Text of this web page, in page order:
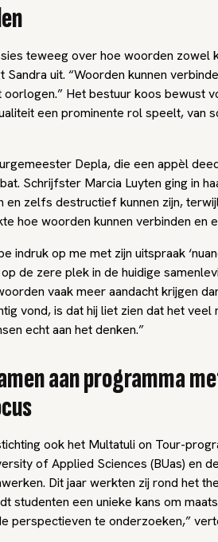
teweeg over hoe woorden zowel
uit. “Woorden kunnen
Het bestuur koos bewust
een prominente rol speelt, van
Depla, die een appèl
Schrijfster Marcia Luyten ging in
en zelfs destructief kunnen zijn,
hoe woorden kunnen verbinden en
indruk op me met zijn uitspraak
de zere plek in de huidige
vaak meer aandacht krijgen
vond, is dat hij liet zien dat het veel
echt aan het denken.”
aan programma
ook het Multatuli on Tour-
of Applied Sciences (BUas) en
Dit jaar werkten zij rond het
studenten een unieke kans om
perspectieven te onderzoeken,”